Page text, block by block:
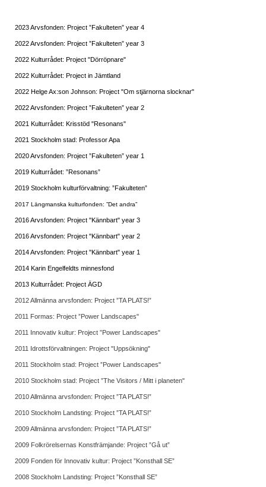
2023 Arvsfonden: Project ”Fakulteten” year 4
2022 Arvsfonden: Project ”Fakulteten” year 3
2022 Kulturrådet: Project "Dörröpnare"
2022 Kulturrådet: Project in Jämtland
2022 Helge Ax:son Johnson: Project "Om stjärnorna slocknar"
2022 Arvsfonden: Project ”Fakulteten” year 2
2021 Kulturrådet: Krisstöd "Resonans"
2021 Stockholm stad: Professor Apa
2020 Arvsfonden: Project ”Fakulteten” year 1
2019 Kulturrådet: ”Resonans”
2019 Stockholm kulturförvaltning: ”Fakulteten”
2017 Längmanska kulturfonden: ”Det andra”
2016 Arvsfonden: Project "Kännbart" year 3
2016 Arvsfonden: Project "Kännbart" year 2
2014 Arvsfonden: Project "Kännbart" year 1
2014 Karin Engelfeldts minnesfond
2013 Kulturrådet: Project ÄGD
2012 Allmänna arvsfonden: Project ”TA PLATS!”
2011 Formas: Project ”Power Landscapes"
2011 Innovativ kultur: Project ”Power Landscapes"
2011 Idrottsförvaltningen: Project "Uppsökning"
2011 Stockholm stad: Project ”Power Landscapes"
2010 Stockholm stad: Project ”The Visitors / Mitt i planeten"
2010 Allmänna arvsfonden: Project ”TA PLATS!”
2010 Stockholm Landsting: Project ”TA PLATS!”
2009 Allmänna arvsfonden: Project ”TA PLATS!”
2009 Folkrörelsernas Konstfrämjande: Project ”Gå ut”
2009 Fonden för Innovativ kultur: Project ”Konsthall SE”
2008 Stockholm Landsting: Project ”Konsthall SE”